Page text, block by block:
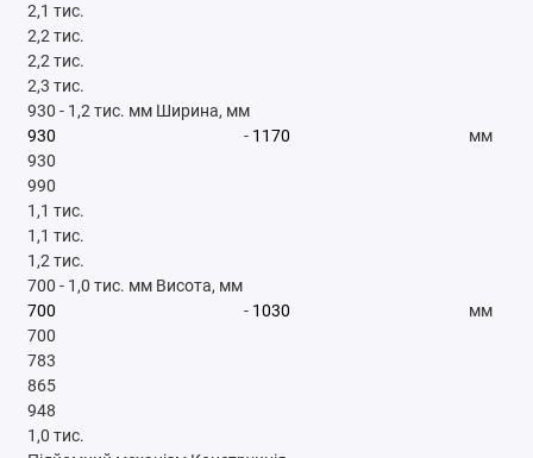
2,1 тис.
2,2 тис.
2,2 тис.
2,3 тис.
930 - 1,2 тис. мм Ширина, мм
-
мм
930
990
1,1 тис.
1,1 тис.
1,2 тис.
700 - 1,0 тис. мм Висота, мм
-
мм
700
783
865
948
1,0 тис.